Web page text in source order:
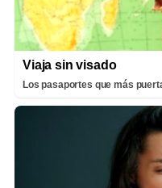
Viaja sin visado
Los pasaportes que más